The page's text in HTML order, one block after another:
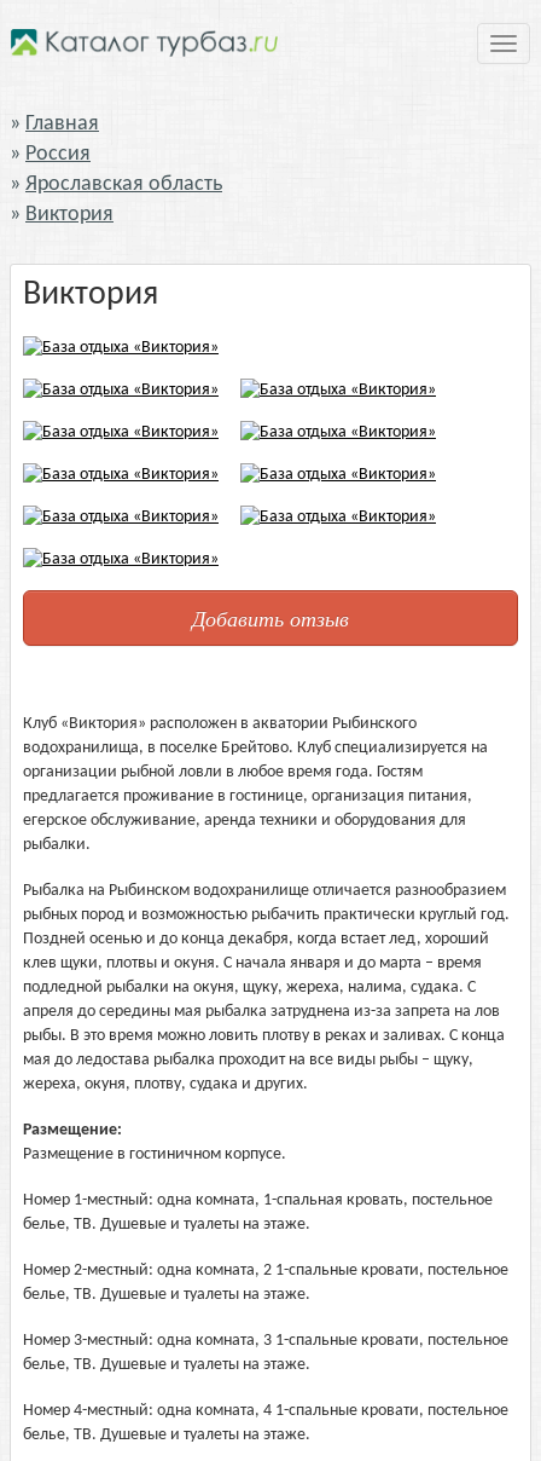
Главная
Россия
Ярославская область
Виктория
Виктория
Добавить отзыв
Клуб «Виктория» расположен в акватории Рыбинского
водохранилища, в поселке Брейтово. Клуб специализируется на
организации рыбной ловли в любое время года. Гостям
предлагается проживание в гостинице, организация питания,
егерское обслуживание, аренда техники и оборудования для
рыбалки.
Рыбалка на Рыбинском водохранилище отличается разнообразием
рыбных пород и возможностью рыбачить практически круглый год.
Поздней осенью и до конца декабря, когда встает лед, хороший
клев щуки, плотвы и окуня. С начала января и до марта – время
подледной рыбалки на окуня, щуку, жереха, налима, судака. С
апреля до середины мая рыбалка затруднена из-за запрета на лов
рыбы. В это время можно ловить плотву в реках и заливах. С конца
мая до ледостава рыбалка проходит на все виды рыбы – щуку,
жереха, окуня, плотву, судака и других.
Размещение:
Размещение в гостиничном корпусе.
Номер 1-местный: одна комната, 1-спальная кровать, постельное
белье, ТВ. Душевые и туалеты на этаже.
Номер 2-местный: одна комната, 2 1-спальные кровати, постельное
белье, ТВ. Душевые и туалеты на этаже.
Номер 3-местный: одна комната, 3 1-спальные кровати, постельное
белье, ТВ. Душевые и туалеты на этаже.
Номер 4-местный: одна комната, 4 1-спальные кровати, постельное
белье, ТВ. Душевые и туалеты на этаже.